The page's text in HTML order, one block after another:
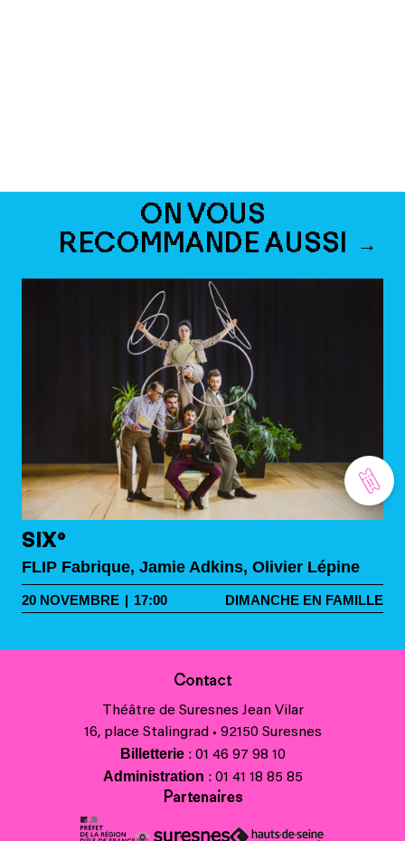
ON VOUS
RECOMMANDE AUSSI
SIX°
FLIP Fabrique, Jamie Adkins, Olivier Lépine
20 NOVEMBRE | 17:00 DIMANCHE EN FAMILLE
Contact
Théâtre de Suresnes Jean Vilar
16, place Stalingrad • 92150 Suresnes
Billetterie: 01 46 97 98 10
Administration : 01 41 18 85 85
Partenaires